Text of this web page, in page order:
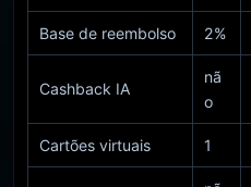
Base de reembolso 2%
Cashback IA
nã
o
Cartões virtuais 1